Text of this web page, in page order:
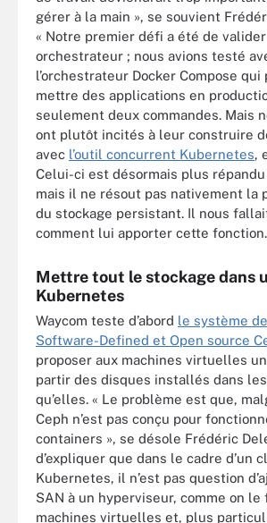
gérer à la main », se souvient
« Notre premier défi a été de
orchestrateur ; nous avions testé
l’orchestrateur Docker Compose qui
mettre des applications en
seulement deux commandes. Mais
ont plutôt incités à leur construire
avec l’outil concurrent Kubernetes,
Celui-ci est désormais plus
mais il ne résout pas nativement la
du stockage persistant. Il nous
comment lui apporter cette
Mettre tout le stockage dans
Kubernetes
Waycom teste d’abord le système
Software-Defined et Open source
proposer aux machines virtuelles
partir des disques installés dans
qu’elles. « Le problème est que,
Ceph n’est pas conçu pour
containers », se désole Frédéric
d’expliquer que dans le cadre d’un
Kubernetes, il n’est pas question
SAN à un hyperviseur, comme on le
machines virtuelles et, plus